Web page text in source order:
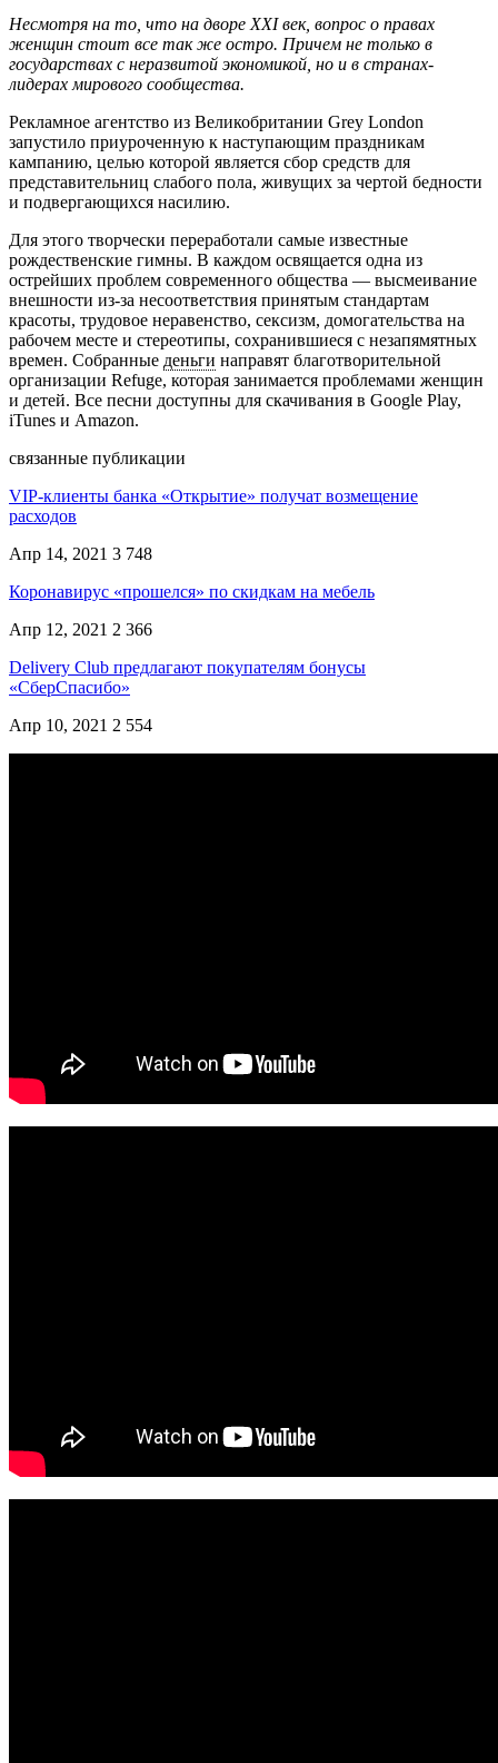
Несмотря на то, что на дворе XXI век, вопрос о правах
женщин стоит все так же остро. Причем не только в
государствах с неразвитой экономикой, но и в странах-
лидерах мирового сообщества.
Рекламное агентство из Великобритании Grey London
запустило приуроченную к наступающим праздникам
кампанию, целью которой является сбор средств для
представительниц слабого пола, живущих за чертой бедности
и подвергающихся насилию.
Для этого творчески переработали самые известные
рождественские гимны. В каждом освящается одна из
острейших проблем современного общества — высмеивание
внешности из-за несоответствия принятым стандартам
красоты, трудовое неравенство, сексизм, домогательства на
рабочем месте и стереотипы, сохранившиеся с незапямятных
времен. Собранные деньги направят благотворительной
организации Refuge, которая занимается проблемами женщин
и детей. Все песни доступны для скачивания в Google Play,
iTunes и Amazon.
связанные публикации
VIP-клиенты банка «Открытие» получат возмещение
расходов
Апр 14, 2021 3 748
Коронавирус «прошелся» по скидкам на мебель
Апр 12, 2021 2 366
Delivery Club предлагают покупателям бонусы
«СберСпасибо»
Апр 10, 2021 2 554